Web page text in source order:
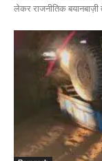
लेकर राजनीतिक